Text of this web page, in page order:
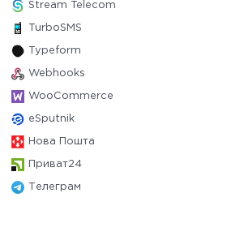
Stream Telecom
TurboSMS
Typeform
Webhooks
WooCommerce
eSputnik
Нова Пошта
Приват24
Телеграм